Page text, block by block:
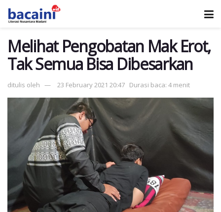
Melihat Pengobatan Mak Erot,
Tak Semua Bisa Dibesarkan
ditulis oleh 23 February 2021 20:47 Durasi baca: 4 menit